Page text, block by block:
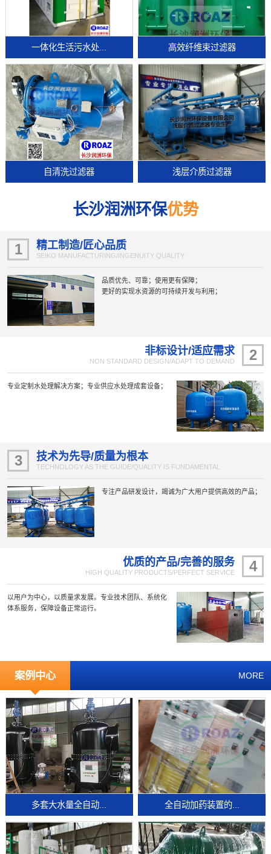
一体化生活污水处... 高效纤维束过滤器
自清洗过滤器 浅层介质过滤器
长沙润洲环保优势
1 精工制造/匠心品质
SEIKO MANUFACTURING/INGENUITY QUALITY
品质优先、可靠；使用更有保障；
更好的实现水资源的可持续开发与利用；
2
非标设计/适应需求
NON STANDARD DESIGN/ADAPT TO DEMAND
专业定制水处理解决方案；专业供应水处理成套设备；
3 技术为先导/质量为根本
TECHNOLOGY AS THE GUIDE/QUALITY IS FUNDAMENTAL
专注产品研发设计，竭诚为广大用户提供高效的产品；
4
优质的产品/完善的服务
HIGH QUALITY PRODUCTS/PERFECT SERVICE
以用户为中心，以质量求发展。专业技术团队、系统化
体系服务，保障设备正常运行。
案例中心 MORE
多套大水量全自动... 全自动加药装置的...